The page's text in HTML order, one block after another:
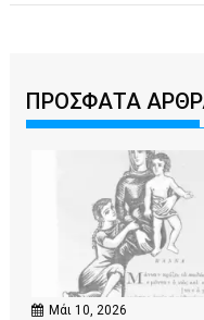
ΠΡΟΣΦΑΤΑ
Μάι 10, 2026